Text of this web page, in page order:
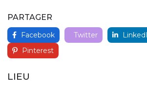
PARTAGER
Facebook Twitter
Pinterest
LIEU